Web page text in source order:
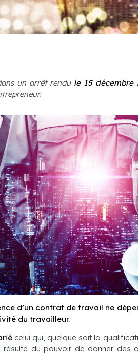
un arrêt rendu le 15 décembre
d’un contrat de travail ne
du travailleur.
celui qui, quelque soit la
du pouvoir de donner des